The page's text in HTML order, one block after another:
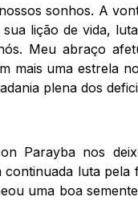
sonhos. A
lição de vida,
Meu abraço
mais uma estrela
plena dos
Parayba nos
luta
uma boa